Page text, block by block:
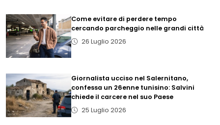
Come evitare di perdere tempo
cercando parcheggio nelle grandi città
26 Luglio 2026
Giornalista ucciso nel Salernitano,
confessa un 26enne tunisino: Salvini
chiede il carcere nel suo Paese
25 Luglio 2026